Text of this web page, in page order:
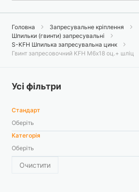
Головна
Запресувальне кріплення
Шпильки (гвинти) запресувальні
S-KFH Шпилька запресувальна цинк
Гвинт запресовочний KFH М6х18 оц.+ шліц
Усі фільтри
Стандарт
Оберіть
Категорія
Оберіть
Очистити